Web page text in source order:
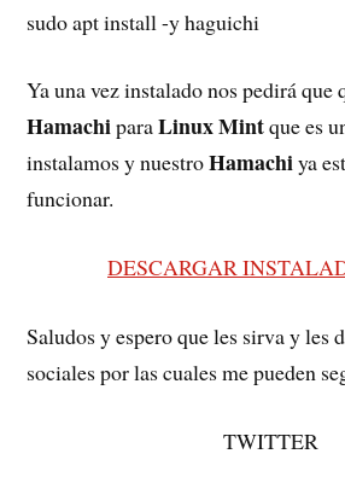
sudo apt install -y haguichi
Ya una vez instalado nos pedirá que
HamachiparaLinux Mintque es
instalamos y nuestroHamachiya
funcionar.
DESCARGAR
Saludos y espero que les sirva y les
sociales por las cuales me pueden
TWITTER